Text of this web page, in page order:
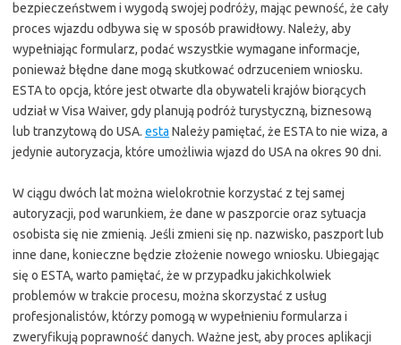
bezpieczeństwem i wygodą swojej podróży, mając pewność, że cały
proces wjazdu odbywa się w sposób prawidłowy. Należy, aby
wypełniając formularz, podać wszystkie wymagane informacje,
ponieważ błędne dane mogą skutkować odrzuceniem wniosku.
ESTA to opcja, które jest otwarte dla obywateli krajów biorących
udział w Visa Waiver, gdy planują podróż turystyczną, biznesową
lub tranzytową do USA. esta Należy pamiętać, że ESTA to nie wiza, a
jedynie autoryzacja, które umożliwia wjazd do USA na okres 90 dni.
W ciągu dwóch lat można wielokrotnie korzystać z tej samej
autoryzacji, pod warunkiem, że dane w paszporcie oraz sytuacja
osobista się nie zmienią. Jeśli zmieni się np. nazwisko, paszport lub
inne dane, konieczne będzie złożenie nowego wniosku. Ubiegając
się o ESTA, warto pamiętać, że w przypadku jakichkolwiek
problemów w trakcie procesu, można skorzystać z usług
profesjonalistów, którzy pomogą w wypełnieniu formularza i
zweryfikują poprawność danych. Ważne jest, aby proces aplikacji